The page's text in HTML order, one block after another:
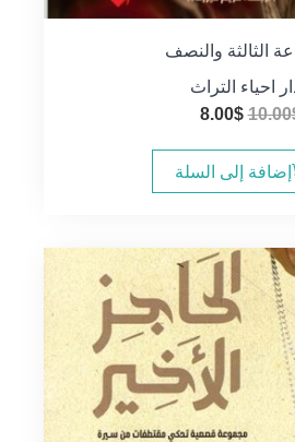
الثالثة والنصف
احياء التراث
10.00 السعر
هو:
10.00$.
8.00$
هو:
8.00$.
إضافة إلى السلة